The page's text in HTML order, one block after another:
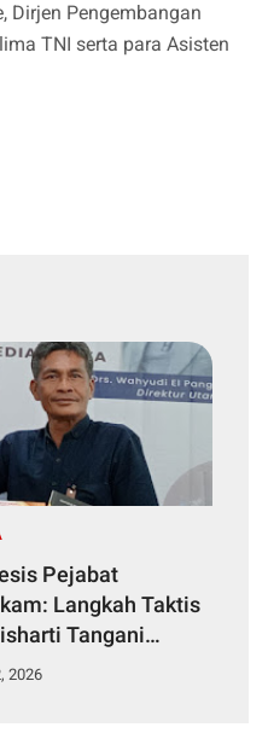
Dirjen Pengembangan
TNI serta para Asisten
Pejabat
Langkah Taktis
Tangani
Belatung Tuai
2026